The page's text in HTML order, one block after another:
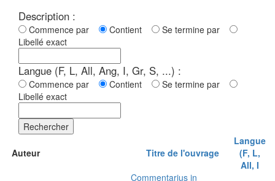
Description :
Commence par Contient
Se termine par
Libellé exact
Langue (F, L, All, Ang, I, Gr, S, ...) :
Commence par Contient
Se termine par
Libellé exact
Rechercher
Auteur Titre de l'ouvrage
Langue
(F, L,
All, I
Commentarius in